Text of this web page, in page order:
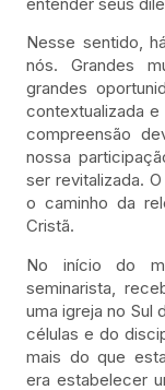
Nesse sentido,
nós. Grandes
grandes
contextualizada
compreensão
nossa
ser revitalizada.
o caminho da
Cristã.
No início do
seminarista,
uma igreja no Sul
células e do
mais do que
era estabelecer